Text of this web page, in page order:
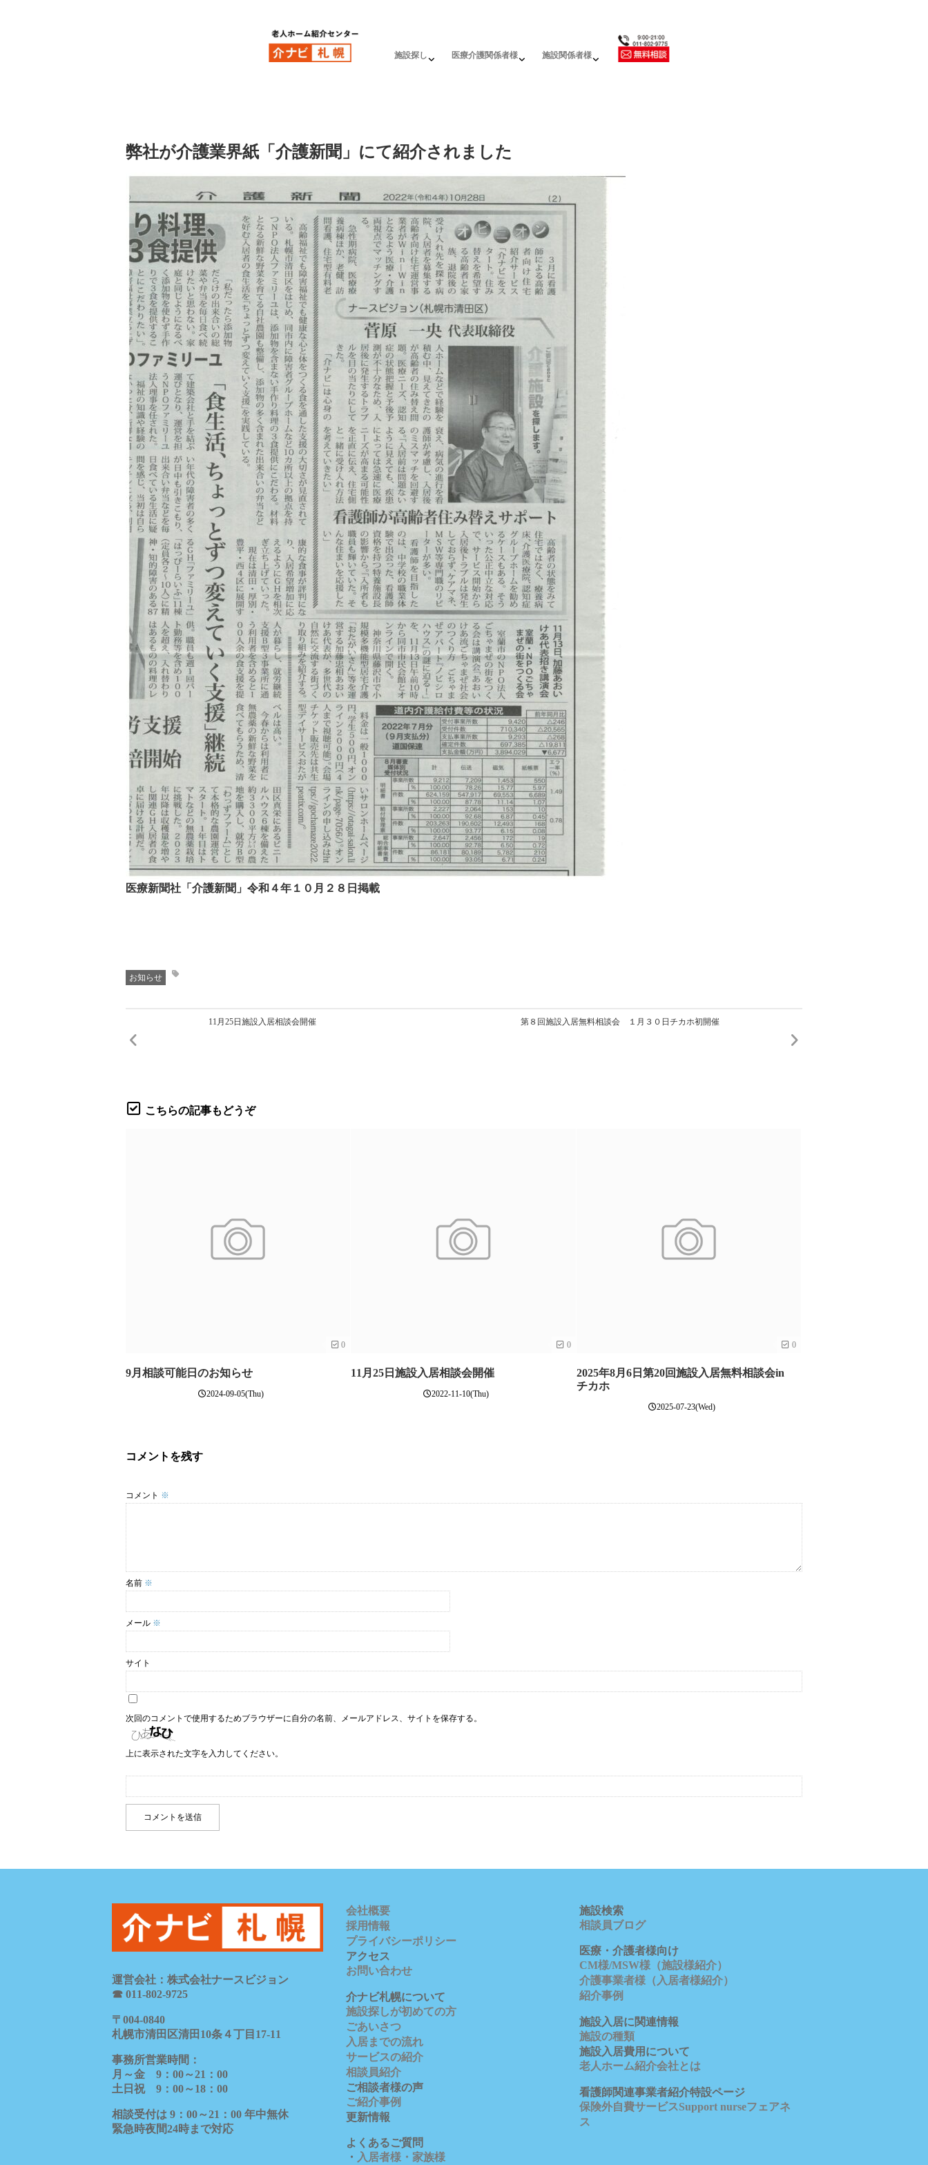
施設探し 医療介護関係者様 施設関係者様
弊社が介護業界紙「介護新聞」にて紹介されました
医療新聞社「介護新聞」令和４年１０月２８日掲載
お知らせ
11月25日施設入居相談会開催 第８回施設入居無料相談会 １月３０日チカホ初開催
こちらの記事もどうぞ
0
9月相談可能日のお知らせ
2024-09-05(Thu)
0
11月25日施設入居相談会開催
2022-11-10(Thu)
0
2025年8月6日第20回施設入居無料相談会in
チカホ
2025-07-23(Wed)
コメントを残す
コメント ※
名前 ※
メール ※
サイト
次回のコメントで使用するためブラウザーに自分の名前、メールアドレス、サイトを保存する。
上に表示された文字を入力してください。
運営会社：株式会社ナースビジョン
☎ 011-802-9725
〒 004-0840
札幌市清田区清田 10条４丁目 17-11
事務所営業時間：
月～金 9 ： 00～21 ： 00
土日祝 9 ： 00～18 ： 00
相談受付は 9 ： 00～21 ： 00 年中無休
緊急時夜間24時まで対応
会社概要
採用情報
プライバシーポリシー
アクセス
お問い合わせ
介ナビ札幌について
施設探しが初めての方
ごあいさつ
入居までの流れ
サービスの紹介
相談員紹介
ご相談者様の声
ご紹介事例
更新情報
よくあるご質問
・ 入居者様・家族様
施設検索
相談員ブログ
医療・介護者様向け
CM様/MSW様（施設様紹介）
介護事業者様（入居者様紹介）
紹介事例
施設入居に関連情報
施設の種類
施設入居費用について
老人ホーム紹介会社とは
看護師関連事業者紹介特設ページ
保険外自費サービスSupport nurseフェアネ
ス